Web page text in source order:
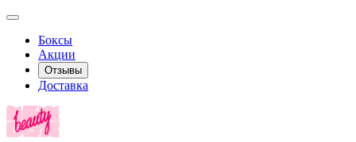
Боксы
Акции
Отзывы
Доставка